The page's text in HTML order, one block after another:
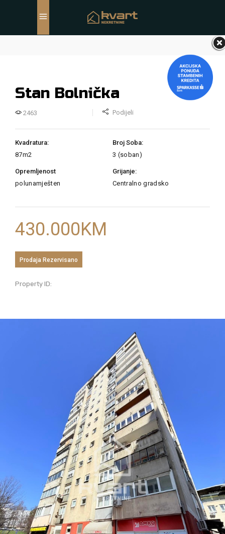
Stan Bolnička
2463 Podijeli
Kvadratura:
87m2
Broj Soba:
3 (soban)
Opremljenost
polunamješten
Grijanje:
Centralno gradsko
430.000KM
Prodaja Rezervisano
Property ID: